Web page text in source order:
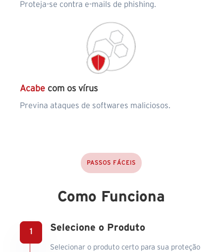
Proteja-se contra e-mails de phishing.
Acabe com os vírus
Previna ataques de softwares maliciosos.
PASSOS FÁCEIS
Como Funciona
Selecione o Produto
Selecionar o produto certo para sua proteção